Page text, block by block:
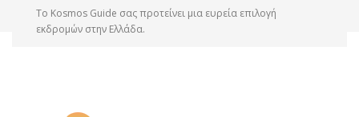
Tο Kosmos Guide σας προτείνει μια ευρεία επιλογή
εκδρομών στην Ελλάδα.